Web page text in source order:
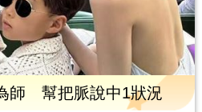
師 幫把脈說中1狀況